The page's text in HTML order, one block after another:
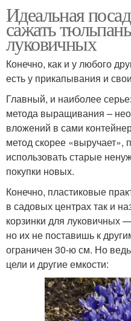
Идеальная
сажать
луковичных
Конечно, как и у любого
есть у прикапывания и
Главный, и наиболее
метода выращивания –
вложений в сами
метод скорее «выручает»,
использовать старые
покупки новых.
Конечно, пластиковые
в садовых центрах так и
корзинки для луковичных
но их не поставишь к
ограничен 30-ю см. Но
цели и другие емкости: